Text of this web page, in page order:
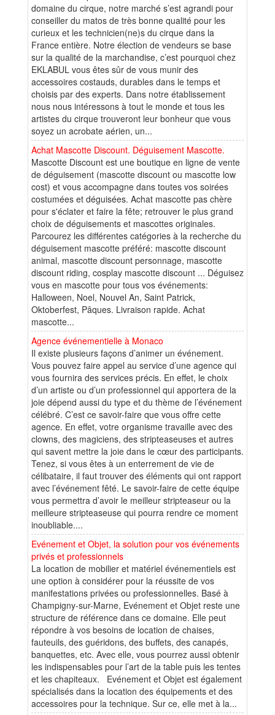
domaine du cirque, notre marché s’est agrandi pour
conseiller du matos de très bonne qualité pour les
curieux et les technicien(ne)s du cirque dans la
France entière. Notre élection de vendeurs se base
sur la qualité de la marchandise, c’est pourquoi chez
EKLABUL vous êtes sûr de vous munir des
accessoires costauds, durables dans le temps et
choisis par des experts. Dans notre établissement
nous nous intéressons à tout le monde et tous les
artistes du cirque trouveront leur bonheur que vous
soyez un acrobate aérien, un...
Achat Mascotte Discount. Déguisement Mascotte.
Mascotte Discount est une boutique en ligne de vente
de déguisement (mascotte discount ou mascotte low
cost) et vous accompagne dans toutes vos soirées
costumées et déguisées. Achat mascotte pas chère
pour s'éclater et faire la fête; retrouver le plus grand
choix de déguisements et mascottes originales.
Parcourez les différentes catégories à la recherche du
déguisement mascotte préféré: mascotte discount
animal, mascotte discount personnage, mascotte
discount riding, cosplay mascotte discount ... Déguisez
vous en mascotte pour tous vos événements:
Halloween, Noel, Nouvel An, Saint Patrick,
Oktoberfest, Pâques. Livraison rapide. Achat
mascotte...
Agence événementielle à Monaco
Il existe plusieurs façons d’animer un événement.
Vous pouvez faire appel au service d’une agence qui
vous fournira des services précis. En effet, le choix
d’un artiste ou d’un professionnel qui apportera de la
joie dépend aussi du type et du thème de l’événement
célébré. C’est ce savoir-faire que vous offre cette
agence. En effet, votre organisme travaille avec des
clowns, des magiciens, des stripteaseuses et autres
qui savent mettre la joie dans le cœur des participants.
Tenez, si vous êtes à un enterrement de vie de
célibataire, il faut trouver des éléments qui ont rapport
avec l’événement fêté. Le savoir-faire de cette équipe
vous permettra d’avoir le meilleur stripteaseur ou la
meilleure stripteaseuse qui pourra rendre ce moment
inoubliable....
Evénement et Objet, la solution pour vos événements
privés et professionnels
La location de mobilier et matériel événementiels est
une option à considérer pour la réussite de vos
manifestations privées ou professionnelles. Basé à
Champigny-sur-Marne, Evénement et Objet reste une
structure de référence dans ce domaine. Elle peut
répondre à vos besoins de location de chaises,
fauteuils, des guéridons, des buffets, des canapés,
banquettes, etc. Avec elle, vous pourrez aussi obtenir
les indispensables pour l’art de la table puis les tentes
et les chapiteaux. Evénement et Objet est également
spécialisés dans la location des équipements et des
accessoires pour la technique. Sur ce, elle met à la...